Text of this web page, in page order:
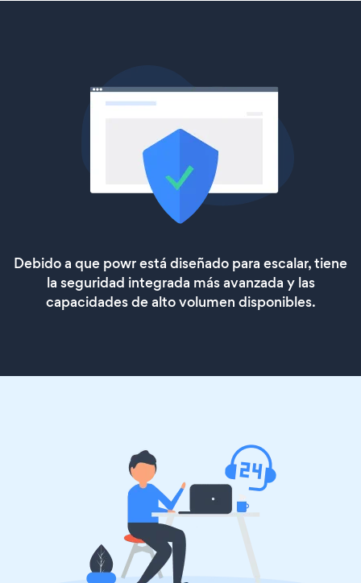
Debido a que powr está diseñado para escalar, tiene
la seguridad integrada más avanzada y las
capacidades de alto volumen disponibles.